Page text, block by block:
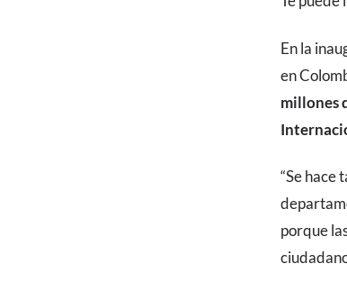
En la
en
millones
“Se hace
porque